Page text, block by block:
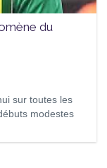
du
sur toutes les
modestes